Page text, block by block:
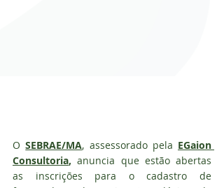
O SEBRAE/MA, assessorado pela EGaion
Consultoria, anuncia que estão abertas
as inscrições para o cadastro de